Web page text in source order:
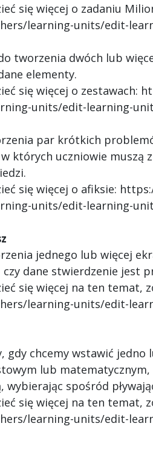
się więcej o zadaniu
learning-units/edit-
tworzenia dwóch lub
elementy.
się więcej o zestawach:
units/edit-learning-
par krótkich
których uczniowie muszą
się więcej o afiksie:
units/edit-learning-
jednego lub więcej
czy dane stwierdzenie jest
się więcej na ten temat,
learning-units/edit-
gdy chcemy wstawić
lub
wybierając spośród
się więcej na ten temat,
learning-units/edit-